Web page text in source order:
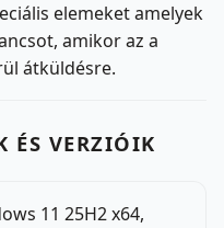
elemeket amelyek
amikor az a
átküldésre.
ÉS VERZIÓIK
11 25H2 x64,